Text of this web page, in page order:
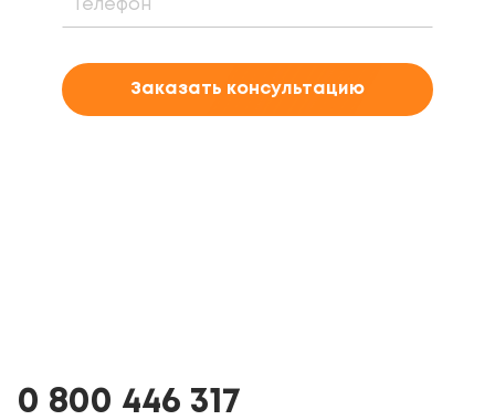
Заказать консультацию
0 800 446 317